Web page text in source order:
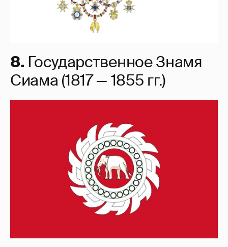
8. Государственное Знамя
Сиама (1817 — 1855 гг.)